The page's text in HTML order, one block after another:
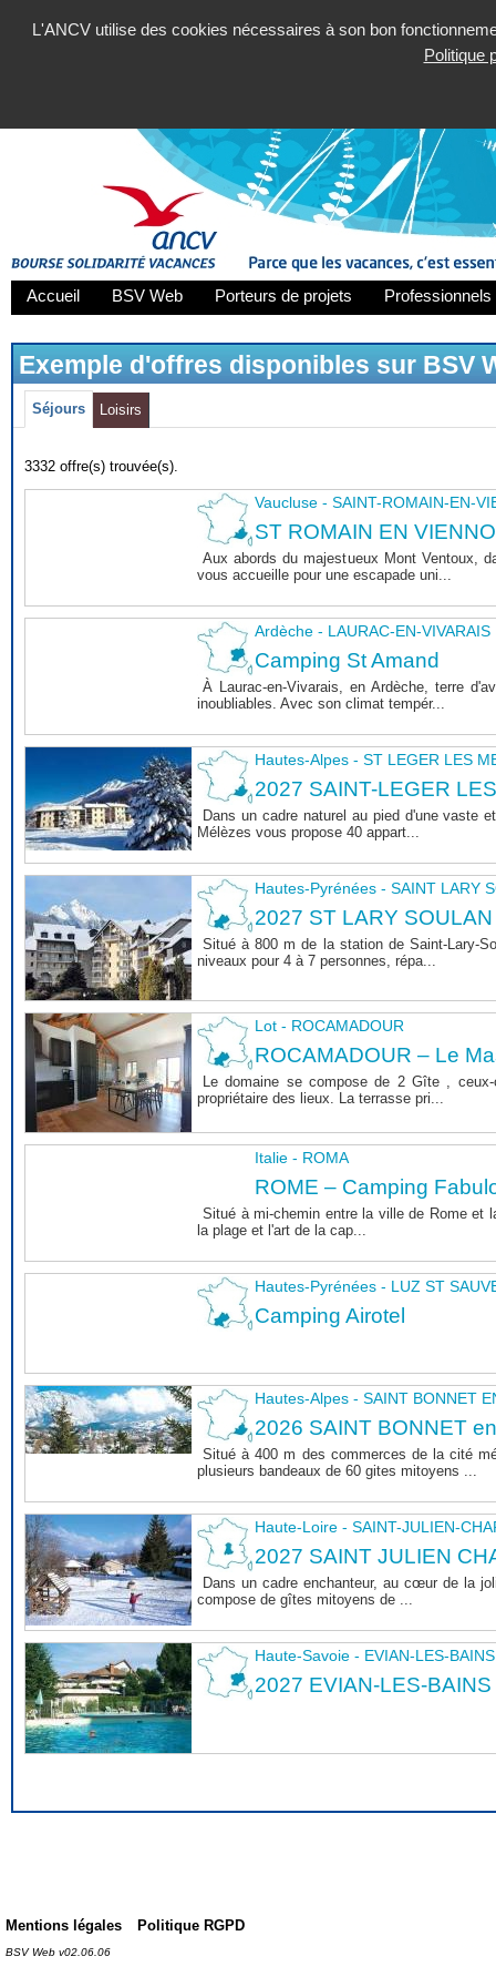
L'ANCV utilise des cookies nécessaires à son bon
Politique
Accueil BSV Web Porteurs de projets
Exemple d'offres disponibles sur BSV
Séjours Loisirs
3332 offre(s) trouvée(s).
Vaucluse - SAINT-ROMAIN-EN-
ST ROMAIN EN
Aux abords du majestueux Mont Ventoux,
vous accueille pour une escapade uni...
Ardèche - LAURAC-EN-VIVARAIS
Camping St Amand
À Laurac-en-Vivarais, en Ardèche, terre
inoubliables. Avec son climat tempér...
Hautes-Alpes - ST LEGER LES
2027 SAINT-LEGER
Dans un cadre naturel au pied d'une vaste
Mélèzes vous propose 40 appart...
Hautes-Pyrénées - SAINT LARY
2027 ST LARY SOULAN
Situé à 800 m de la station de Saint-Lary-
niveaux pour 4 à 7 personnes, répa...
Lot - ROCAMADOUR
ROCAMADOUR – Le
Le domaine se compose de 2 Gîte ,
propriétaire des lieux. La terrasse pri...
Italie - ROMA
ROME – Camping
Situé à mi-chemin entre la ville de Rome et
la plage et l'art de la cap...
Hautes-Pyrénées - LUZ ST
Camping Airotel
Hautes-Alpes - SAINT BONNET
2026 SAINT BONNET
Situé à 400 m des commerces de la cité
plusieurs bandeaux de 60 gites mitoyens ...
Haute-Loire - SAINT-JULIEN-
2027 SAINT JULIEN
Dans un cadre enchanteur, au cœur de la
compose de gîtes mitoyens de ...
Haute-Savoie - EVIAN-LES-BAINS
2027 EVIAN-LES-BAINS
Mentions légales Politique RGPD
BSV Web v02.06.06